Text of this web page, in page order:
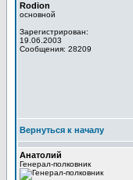
Rodion
основной
Зарегистрирован:
19.06.2003
Сообщения: 28209
Вернуться к началу
Анатолий
Генерал-полковник